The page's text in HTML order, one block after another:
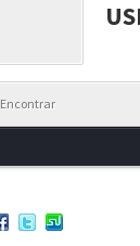
Encontrar